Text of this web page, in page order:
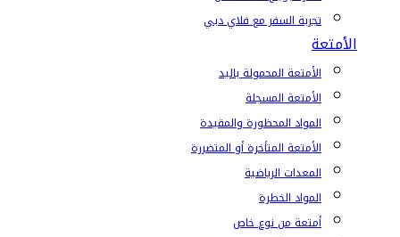
تجربة السفر مع فلاي دبي
الأمتعة
الأمتعة المحمولة باليد
الأمتعة المسجلة
المواد المحظورة والمقيدة
الأمتعة المتأخرة أو المتضررة
المعدات الرياضية
المواد الخطرة
أمتعة من نوع خاص